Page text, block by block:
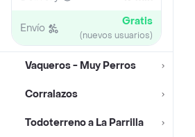
Envío Gratis
(nuevos usuarios)
Vaqueros - Muy Perros
Corralazos
Todoterreno a La Parrilla